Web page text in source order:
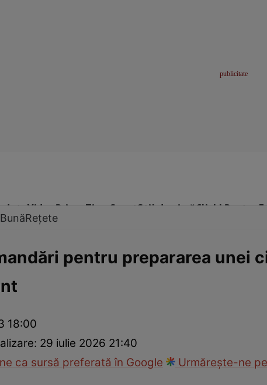
Video Prime Time SportStil de viațăClick! Pentru
Rețete cu legume
Rețete
pentru prepararea unei
18:00
29 iulie 2026 21:40
ca sursă preferată în Google
Urmărește-ne